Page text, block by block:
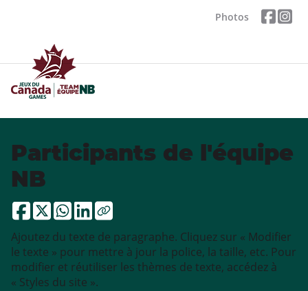
Photos
Participants de l'équipe
NB
Ajoutez du texte de paragraphe. Cliquez sur « Modifier
le texte » pour mettre à jour la police, la taille, etc. Pour
modifier et réutiliser les thèmes de texte, accédez à
« Styles du site ».